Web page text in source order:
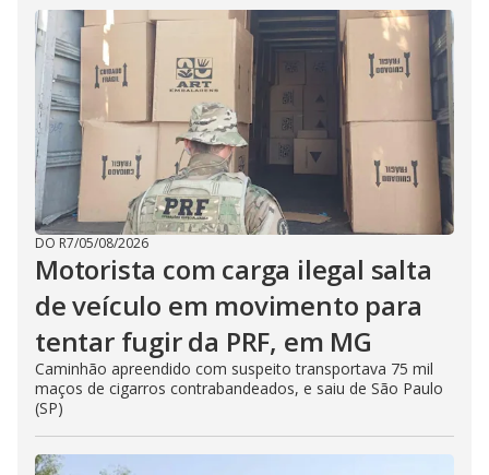
DO R7/05/08/2026
Motorista com carga ilegal salta
de veículo em movimento para
tentar fugir da PRF, em MG
Caminhão apreendido com suspeito transportava 75 mil
maços de cigarros contrabandeados, e saiu de São Paulo
(SP)